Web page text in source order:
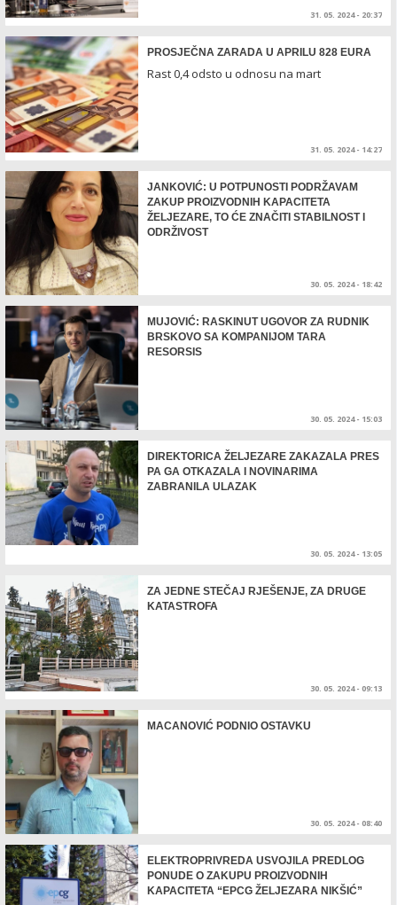
31. 05. 2024 - 20:37
PROSJEČNA ZARADA U APRILU 828 EURA
Rast 0,4 odsto u odnosu na mart
31. 05. 2024 - 14:27
JANKOVIĆ: U POTPUNOSTI PODRŽAVAM
ZAKUP PROIZVODNIH KAPACITETA
ŽELJEZARE, TO ĆE ZNAČITI STABILNOST I
ODRŽIVOST
30. 05. 2024 - 18:42
MUJOVIĆ: RASKINUT UGOVOR ZA RUDNIK
BRSKOVO SA KOMPANIJOM TARA
RESORSIS
30. 05. 2024 - 15:03
DIREKTORICA ŽELJEZARE ZAKAZALA PRES
PA GA OTKAZALA I NOVINARIMA
ZABRANILA ULAZAK
30. 05. 2024 - 13:05
ZA JEDNE STEČAJ RJEŠENJE, ZA DRUGE
KATASTROFA
30. 05. 2024 - 09:13
MACANOVIĆ PODNIO OSTAVKU
30. 05. 2024 - 08:40
ELEKTROPRIVREDA USVOJILA PREDLOG
PONUDE O ZAKUPU PROIZVODNIH
KAPACITETA “EPCG ŽELJEZARA NIKŠIĆ”